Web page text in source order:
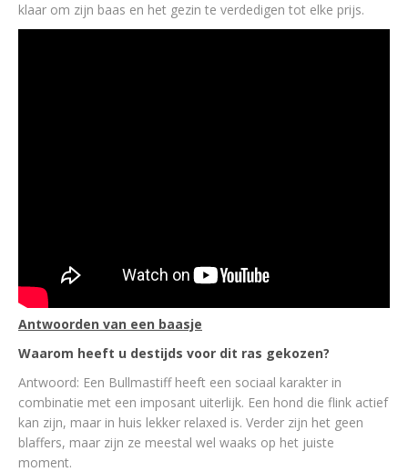
klaar om zijn baas en het gezin te verdedigen tot elke prijs.
Antwoorden van een baasje
Waarom heeft u destijds voor dit ras gekozen?
Antwoord: Een Bullmastiff heeft een sociaal karakter in
combinatie met een imposant uiterlijk. Een hond die flink actief
kan zijn, maar in huis lekker relaxed is. Verder zijn het geen
blaffers, maar zijn ze meestal wel waaks op het juiste
moment.